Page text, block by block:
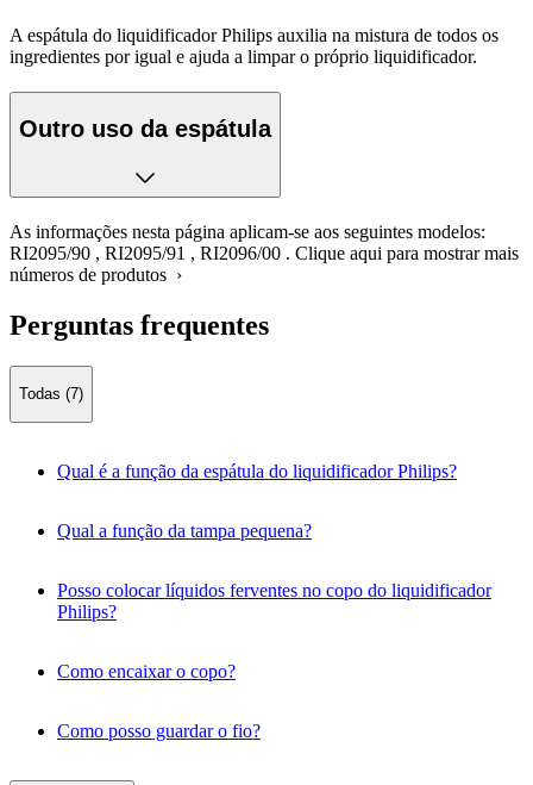
A espátula do liquidificador Philips auxilia na mistura de todos os
ingredientes por igual e ajuda a limpar o próprio liquidificador.
Outro uso da espátula
As informações nesta página aplicam-se aos seguintes modelos:
RI2095/90 , RI2095/91 , RI2096/00 . Clique aqui para mostrar mais
números de produtos ›
Perguntas frequentes
Todas (7)
Qual é a função da espátula do liquidificador Philips?
Qual a função da tampa pequena?
Posso colocar líquidos ferventes no copo do liquidificador
Philips?
Como encaixar o copo?
Como posso guardar o fio?